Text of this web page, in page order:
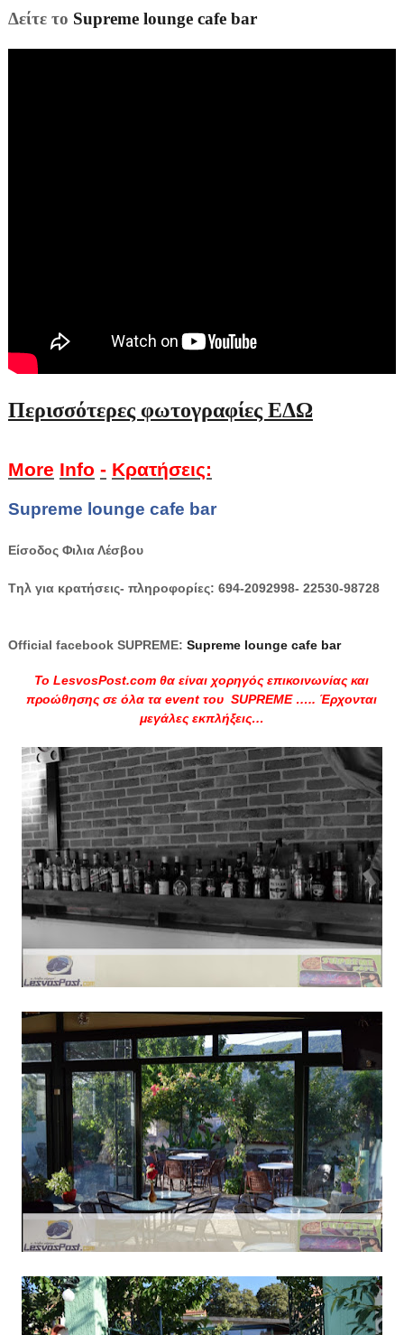
Δείτε το Supreme lounge cafe bar
Περισσότερες φωτογραφίες ΕΔΩ
More Info - Κρατήσεις:
Supreme lounge cafe bar
Είσοδος Φιλια Λέσβου
Tηλ για κρατήσεις- πληροφορίες: 694-2092998- 22530-98728
Official facebook SUPREME: Supreme lounge cafe bar
Το LesvosPost.com θα είναι χορηγός επικοινωνίας και
προώθησης σε όλα τα event του SUPREME ….. Έρχονται
μεγάλες εκπλήξεις…